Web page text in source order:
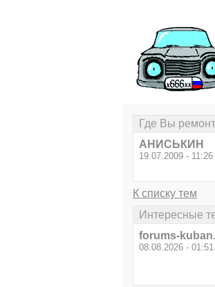
Где Вы
АНИСЬКИН
19.07.2009 - 11:26
К списку тем
Интересные
forums-
08.08.2026 - 01:51